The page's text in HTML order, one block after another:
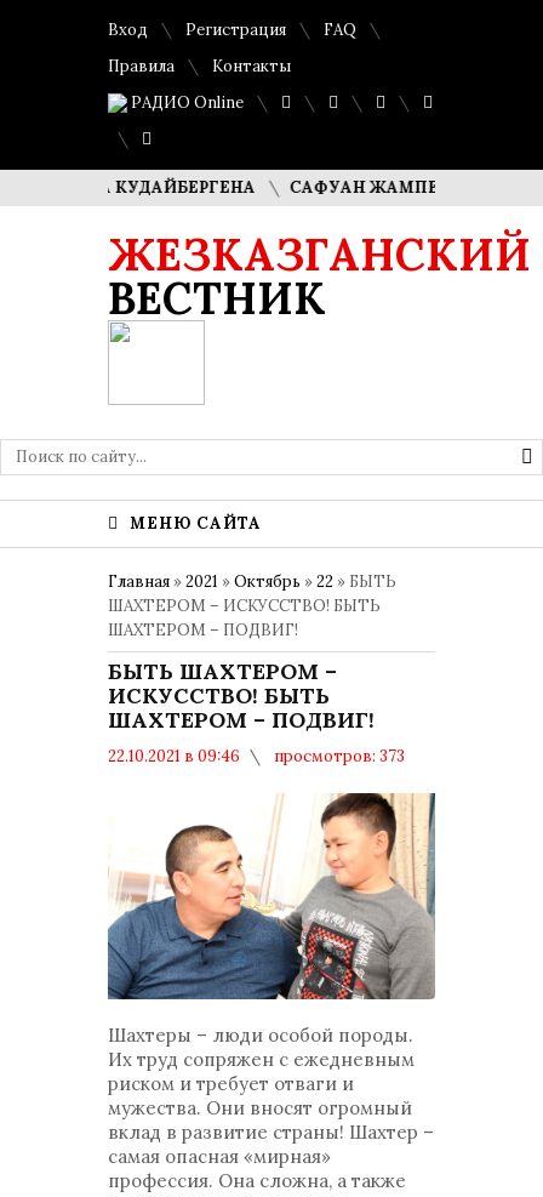
Вход Регистрация
FAQ
Правила
Контакты
РАДИО Online
КУДАЙБЕРГЕНА САФУАН ЖАМПЕИСОВ: «МЫ
ЖЕЗКАЗГАНСКИЙ
ВЕСТНИК
МЕНЮ САЙТА
Главная »2021 »Октябрь »22 » БЫТЬ
ШАХТЕРОМ – ИСКУССТВО! БЫТЬ
ШАХТЕРОМ – ПОДВИГ!
БЫТЬ ШАХТЕРОМ –
ИСКУССТВО! БЫТЬ
ШАХТЕРОМ – ПОДВИГ!
22.10.2021 в 09:46
просмотров: 373
Шахтеры – люди особой породы.
Их труд сопряжен с ежедневным
риском и требует отваги и
мужества. Они вносят огромный
вклад в развитие страны! Шахтер –
самая опасная «мирная»
профессия. Она сложна, а также